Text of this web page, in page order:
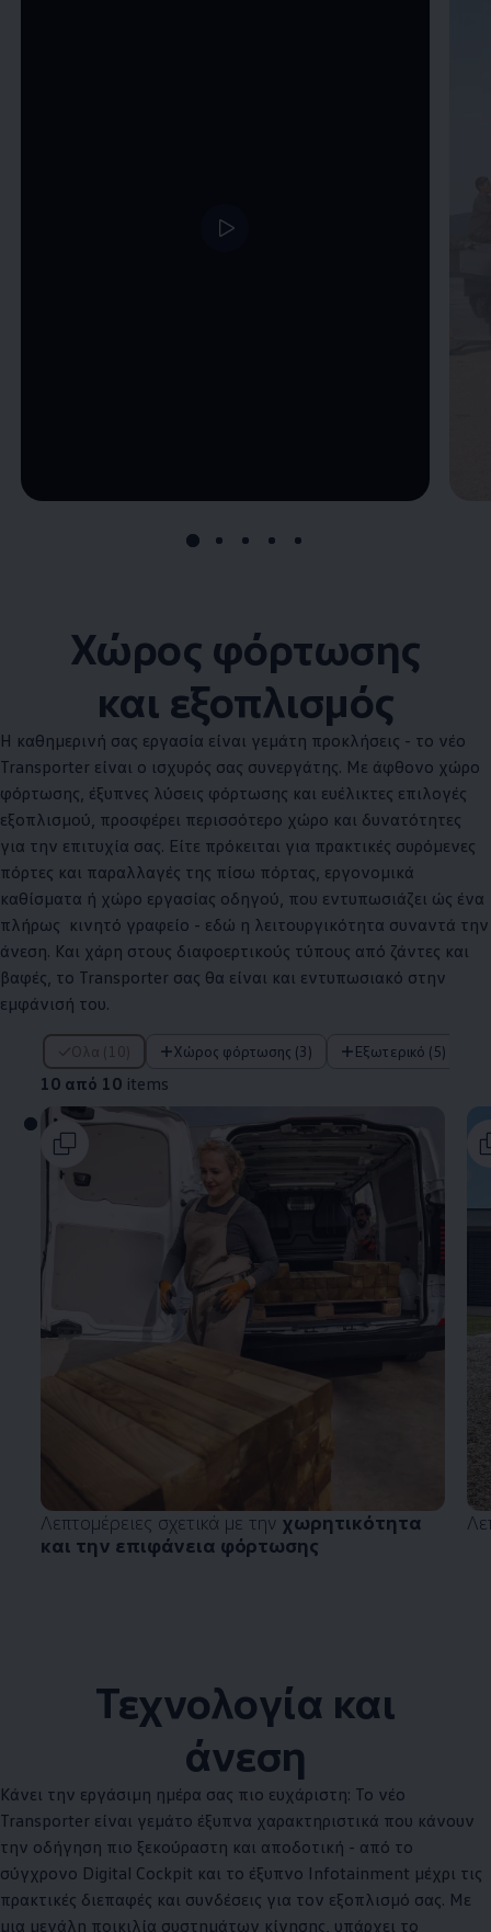
Χώρος φόρτωσης
και εξοπλισμός
Η καθημερινή σας εργασία είναι γεμάτη προκλήσεις - το νέο
Transporter είναι ο ισχυρός σας συνεργάτης. Με άφθονο χώρο
φόρτωσης, έξυπνες λύσεις φόρτωσης και ευέλικτες επιλογές
εξοπλισμού, προσφέρει περισσότερο χώρο και δυνατότητες
για την επιτυχία σας. Είτε πρόκειται για πρακτικές συρόμενες
πόρτες και παραλλαγές της πίσω πόρτας, εργονομικά
καθίσματα ή χώρο εργασίας οδηγού, που εντυπωσιάζει ώς ένα
πλήρως κινητό γραφείο - εδώ η λειτουργικότητα συναντά την
άνεση. Και χάρη στους διαφοερτικούς τύπους από ζάντες και
βαφές, το Transporter σας θα είναι και εντυπωσιακό στην
εμφάνισή του.
Όλα (10) Χώρος φόρτωσης (3) Εξωτερικό (5)
10 από 10 items
10 από 10 items
Λεπτομέρειες σχετικά με την χωρητικότητα
και την επιφάνεια φόρτωσης
Τεχνολογία και
άνεση
Κάνει την εργάσιμη ημέρα σας πιο ευχάριστη: Το νέο
Transporter είναι γεμάτο έξυπνα χαρακτηριστικά που κάνουν
την οδήγηση πιο ξεκούραστη και αποδοτική - από το
σύγχρονο Digital Cockpit και το έξυπνο Infotainment μέχρι τις
πρακτικές διεπαφές και συνδέσεις για τον εξοπλισμό σας. Με
μια μεγάλη ποικιλία συστημάτων κίνησης, υπάρχει το